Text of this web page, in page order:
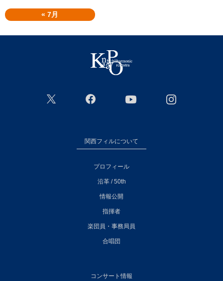
« 7月
関西フィルについて
プロフィール
沿革 / 50th
情報公開
指揮者
楽団員・事務局員
合唱団
コンサート情報